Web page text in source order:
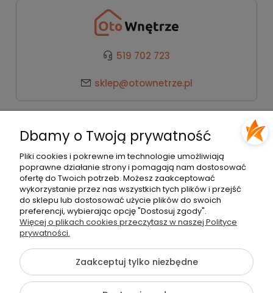
519 702 723
sklep@otownetrze.pl
Pomoc
Moje konto
Płatności i dostawa
Dbamy o Twoją prywatność
Pliki cookies i pokrewne im technologie umożliwiają
poprawne działanie strony i pomagają nam dostosować
ofertę do Twoich potrzeb. Możesz zaakceptować
wykorzystanie przez nas wszystkich tych plików i przejść
do sklepu lub dostosować użycie plików do swoich
preferencji, wybierając opcję "Dostosuj zgody".
Więcej o plikach cookies przeczytasz w naszej Polityce
prywatności.
Zaakceptuj tylko niezbędne